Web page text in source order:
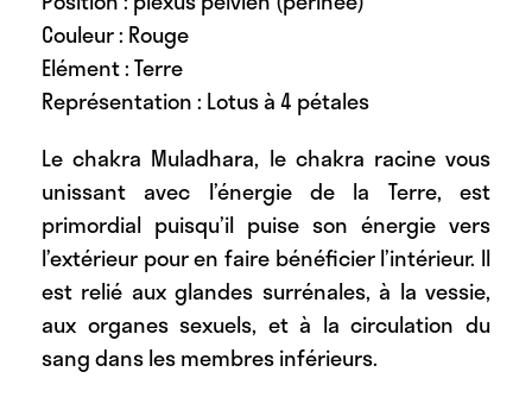
Couleur : Rouge
Elément : Terre
Représentation : Lotus à 4 pétales
Le chakra Muladhara, le chakra racine vous
unissant avec l’énergie de la Terre, est
primordial puisqu’il puise son énergie vers
l’extérieur pour en faire bénéficier l’intérieur. Il
est relié aux glandes surrénales, à la vessie,
aux organes sexuels, et à la circulation du
sang dans les membres inférieurs.